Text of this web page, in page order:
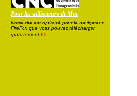
Pour les utilisateurs de Mac
Notre site est optimisé pour le navigateur
FireFox que vous pouvez télécharger
gratuitement ici